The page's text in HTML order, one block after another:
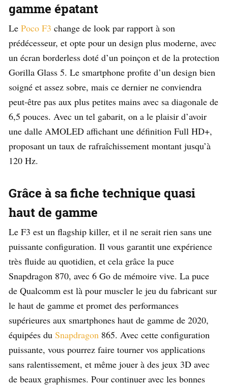
gamme épatant
Le Poco F3 change de look par rapport à son
prédécesseur, et opte pour un design plus moderne, avec
un écran borderless doté d’un poinçon et de la protection
Gorilla Glass 5. Le smartphone profite d’un design bien
soigné et assez sobre, mais ce dernier ne conviendra
peut-être pas aux plus petites mains avec sa diagonale de
6,5 pouces. Avec un tel gabarit, on a le plaisir d’avoir
une dalle AMOLED affichant une définition Full HD+,
proposant un taux de rafraîchissement montant jusqu’à
120 Hz.
Grâce à sa fiche technique quasi
haut de gamme
Le F3 est un flagship killer, et il ne serait rien sans une
puissante configuration. Il vous garantit une expérience
très fluide au quotidien, et cela grâce la puce
Snapdragon 870, avec 6 Go de mémoire vive. La puce
de Qualcomm est là pour muscler le jeu du fabricant sur
le haut de gamme et promet des performances
supérieures aux smartphones haut de gamme de 2020,
équipées du Snapdragon 865. Avec cette configuration
puissante, vous pourrez faire tourner vos applications
sans ralentissement, et même jouer à des jeux 3D avec
de beaux graphismes. Pour continuer avec les bonnes